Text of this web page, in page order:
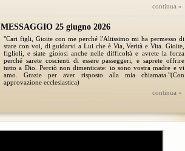
continua »
MESSAGGIO 25 giugno 2026
"Cari figli, Gioite con me perché l'Altissimo mi ha permesso di
stare con voi, di guidarvi a Lui che è Via, Verità e Vita. Gioite,
figlioli, e siate gioiosi anche nelle difficoltà e avrete la forza
perché sarete coscienti di essere passeggeri, e saprete offrire
tutto a Dio. Perciò non dimenticate: io sono vostra madre e vi
amo. Grazie per aver risposto alla mia chiamata."(Con
approvazione ecclesiastica)
continua »